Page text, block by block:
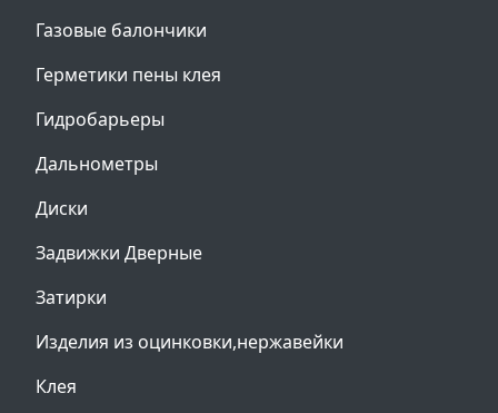
Газовые балончики
Герметики пены клея
Гидробарьеры
Дальнометры
Диски
Задвижки Дверные
Затирки
Изделия из оцинковки,нержавейки
Клея